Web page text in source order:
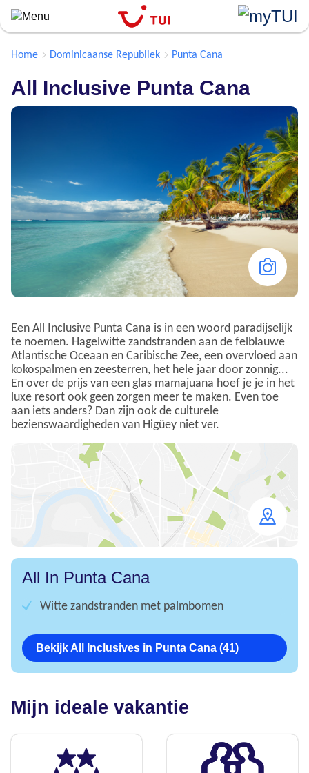
Overslaan
naar
algemene
inhoud
gaan
Home Dominicaanse Republiek Punta Cana
All Inclusive Punta Cana
Een All Inclusive Punta Cana is in een woord paradijselijk
te noemen. Hagelwitte zandstranden aan de felblauwe
Atlantische Oceaan en Caribische Zee, een overvloed aan
kokospalmen en zeesterren, het hele jaar door zonnig...
En over de prijs van een glas mamajuana hoef je je in het
luxe resort ook geen zorgen meer te maken. Even toe
aan iets anders? Dan zijn ook de culturele
bezienswaardigheden van Higüey niet ver.
map
All In Punta Cana
Witte zandstranden met palmbomen
Bekijk All Inclusives in Punta Cana (41)
Mijn ideale vakantie